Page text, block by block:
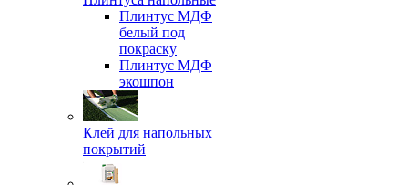
Плинтус МДФ
белый под
покраску
Плинтус МДФ
экошпон
Клей для напольных
покрытий